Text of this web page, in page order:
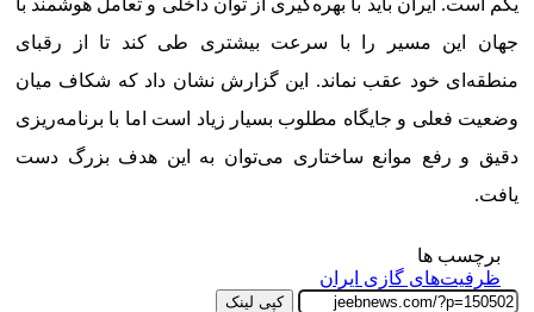
جهان این مسیر را با سرعت بیشتری طی کند تا از رقبای
منطقه‌ای خود عقب نماند. این گزارش نشان داد که شکاف میان
وضعیت فعلی و جایگاه مطلوب بسیار زیاد است اما با برنامه‌ریزی
دقیق و رفع موانع ساختاری می‌توان به این هدف بزرگ دست
یافت.
برچسب ها
ظرفیت‌های گازی ایران
کپی لینک